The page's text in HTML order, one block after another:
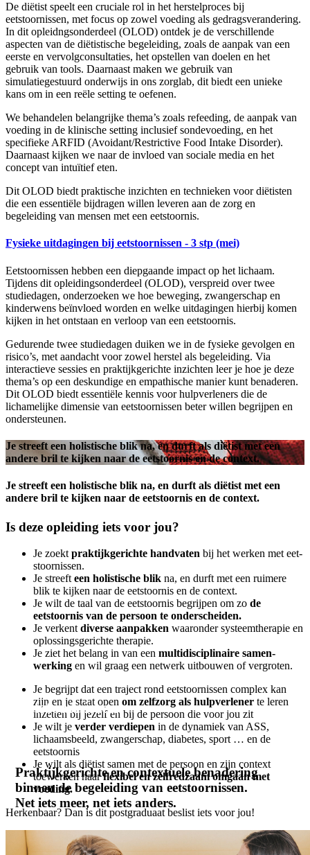
Eetstoornissen.
Praktijk­gerichte en contextuele benadering
binnen de begeleiding van eet­stoornissen.
Net iets meer, net iets anders.
De diëtist speelt een cruciale rol in het herstelproces bij
eetstoornissen, met focus op zowel voeding als gedragsverandering.
In dit opleidngsonderdeel (OLOD) ontdek je de verschillende
aspecten van de diëtistische begeleiding, zoals de aanpak van een
eerste en vervolgconsultaties, het opstellen van doelen en het
gebruik van tools. Daarnaast maken we gebruik van
simulatiegestuurd onderwijs in ons zorglab, dit biedt een unieke
kans om in een reële setting te oefenen.
We behandelen belangrijke thema’s zoals refeeding, de aanpak van
voeding in de klinische setting inclusief sondevoeding, en het
specifieke ARFID (Avoidant/Restrictive Food Intake Disorder).
Daarnaast kijken we naar de invloed van sociale media en het
concept van intuïtief eten.
Dit OLOD biedt praktische inzichten en technieken voor diëtisten
die een essentiële bijdragen willen leveren aan de zorg en
begeleiding van mensen met een eetstoornis.
Fysieke uitdagingen bij eetstoornissen - 3 stp (mei)
Eetstoornissen hebben een diepgaande impact op het lichaam.
Tijdens dit opleidingsonderdeel (OLOD), verspreid over twee
studiedagen, onderzoeken we hoe beweging, zwangerschap en
kinderwens beïnvloed worden en welke uitdagingen hierbij komen
kijken in het ontstaan en verloop van een eetstoornis.
Gedurende twee studiedagen duiken we in de fysieke gevolgen en
risico’s, met aandacht voor zowel herstel als begeleiding. Via
interactieve sessies en praktijkgerichte inzichten leer je hoe je deze
thema’s op een deskundige en empathische manier kunt benaderen.
Dit OLOD biedt essentiële kennis voor hulpverleners die de
lichamelijke dimensie van eetstoornissen beter willen begrijpen en
ondersteunen.
Je streeft een holistische blik na, en durft als diëtist met een
andere bril te kijken naar de eetstoornis en de context.
Je streeft een holistische blik na, en durft als diëtist met een
andere bril te kijken naar de eetstoornis en de context.
Is deze opleiding iets voor jou?
Je zoekt praktijk­gerichte handvaten bij het werken met eet­
stoornissen.
Je streeft een holistische blik na, en durft met een ruimere
blik te kijken naar de eetstoornis en de context.
Je wilt de taal van de eetstoornis begrijpen om zo de
eetstoornis van de persoon te onderscheiden.
Je verkent diverse aanpakken waaronder systeem­therapie en
oplossings­gerichte therapie.
Je ziet het belang in van een multi­disciplinaire samen­
werking en wil graag een netwerk uitbouwen of vergroten.
Je begrijpt dat een traject rond eetstoornissen complex kan
zijn en je staat open om zelfzorg als hulp­verlener te leren
inzetten bij jezelf en bij de persoon die voor jou zit
Je wilt je verder verdiepen in de dynamiek van ASS,
lichaamsbeeld, zwangerschap, diabetes, sport … en de
eetstoornis
Je wilt als diëtist samen met de persoon en zijn context
toewerken naarflexibel en zelf­redzaam omgaan met
voeding.
Herkenbaar? Dan is dit postgraduaat beslist iets voor jou!